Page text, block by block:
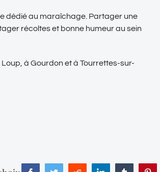
dédié au maraîchage. Partager une
récoltes et bonne humeur au sein
à Gourdon et à Tourrettes-sur-